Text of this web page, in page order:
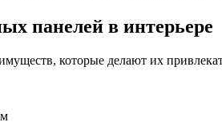
панелей в интерьере
которые делают их